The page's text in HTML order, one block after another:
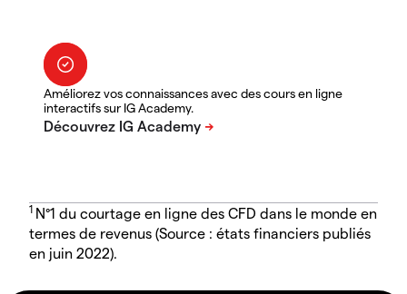
Améliorez vos connaissances avec des cours en ligne
interactifs sur IG Academy.
1 N°1 du courtage en ligne des CFD dans le monde en
termes de revenus (Source : états financiers publiés
en juin 2022).